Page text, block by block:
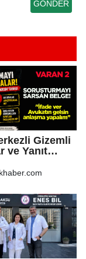
Gizemli
ve Yanıt